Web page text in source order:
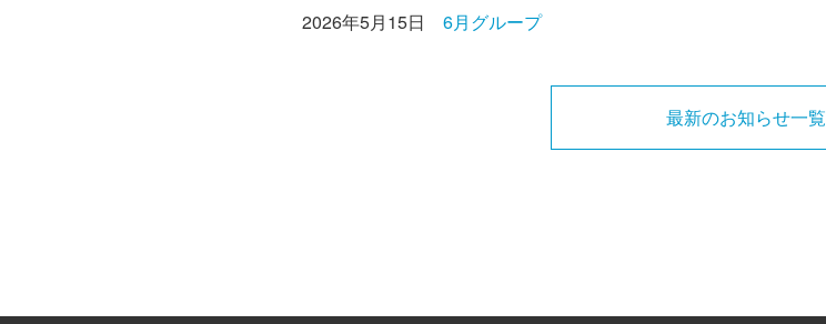
2026年5月15日
6月グループ
最新のお知らせ一覧